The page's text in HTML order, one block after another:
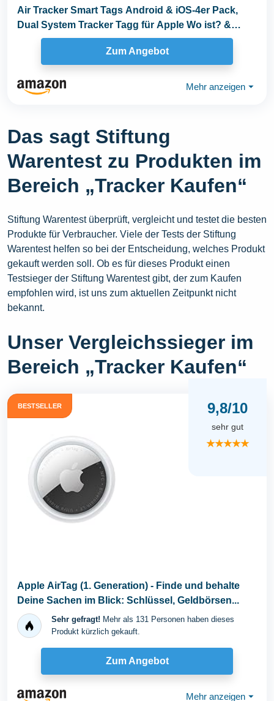
Air Tracker Smart Tags Android & iOS-4er Pack,
Dual System Tracker Tagg für Apple Wo ist? &
Smart...
Zum Angebot
Mehr anzeigen ⏷
Das sagt Stiftung
Warentest zu Produkten im
Bereich „Tracker Kaufen“
Stiftung Warentest überprüft, vergleicht und testet die besten
Produkte für Verbraucher. Viele der Tests der Stiftung
Warentest helfen so bei der Entscheidung, welches Produkt
gekauft werden soll. Ob es für dieses Produkt einen
Testsieger der Stiftung Warentest gibt, der zum Kaufen
empfohlen wird, ist uns zum aktuellen Zeitpunkt nicht
bekannt.
Unser Vergleichssieger im
Bereich „Tracker Kaufen“
BESTSELLER 9,8/10
sehr gut
★★★★★
Apple AirTag (1. Generation) - Finde und behalte
Deine Sachen im Blick: Schlüssel, Geldbörsen...
Sehr gefragt! Mehr als 131 Personen haben dieses
Produkt kürzlich gekauft.
Zum Angebot
Mehr anzeigen ⏷